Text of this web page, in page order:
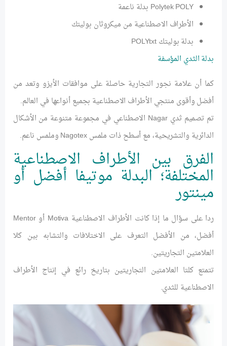
Polytek POLY بدلة ناعمة
الأطراف الاصطناعية من ميكروثان بوليتك
بدلة بوليتك POLYtxt
بدلة الثدي المؤسفة
كما أن علامة نجور التجارية حاصلة على موافقات الأيزو وتعد من
أفضل وأقوى منتجي الأطراف الاصطناعية بجميع أنواعها في العالم.
تم تصميم ثدي Nagar الاصطناعي في مجموعة متنوعة من الأشكال
الدائرية والتشريحية، مع أسطح ذات ملمس Nagotex وملمس ناعم.
الفرق بين الأطراف الاصطناعية
المختلفة؛ البدلة موتيفا أفضل أو
مينتور
ردا على سؤال ما إذا كانت الأطراف الاصطناعية Motiva أو Mentor
أفضل، من الأفضل التعرف على الاختلافات والتشابه بين كلا
العلامتين التجاريتين.
تتمتع كلتا العلامتين التجاريتين بتاريخ رائع في إنتاج الأطراف
الاصطناعية للثدي.